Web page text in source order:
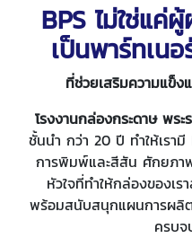
BPS ไม่ใช่แค่
เป็นพาร์ทเน
ที่ช่วยเสริมความแข็
โรงงานกล่องกระดาษ พระ
ชั้นนำ กว่า 20 ปี ทำให้เรา
การพิมพ์และสีสัน ศักยภา
หัวใจที่ทำให้กล่องของเ
พร้อมสนับสนุกแผนการผลิ
ครบจ